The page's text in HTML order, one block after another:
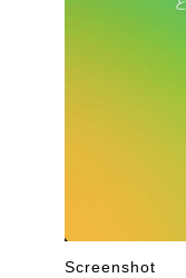
Screenshot